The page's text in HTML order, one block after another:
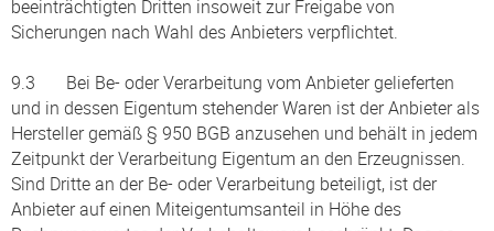
beeinträchtigten Dritten insoweit zur Freigabe von
Sicherungen nach Wahl des Anbieters verpflichtet.
9.3 Bei Be- oder Verarbeitung vom Anbieter gelieferten
und in dessen Eigentum stehender Waren ist der Anbieter als
Hersteller gemäß § 950 BGB anzusehen und behält in jedem
Zeitpunkt der Verarbeitung Eigentum an den Erzeugnissen.
Sind Dritte an der Be- oder Verarbeitung beteiligt, ist der
Anbieter auf einen Miteigentumsanteil in Höhe des